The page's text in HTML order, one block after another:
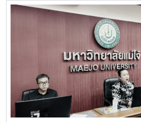
ทิศทางการดำเนินงานของ ปอมท. และแ
ประเด็นสำคัญด้านการอุดมศึกษา การป
ความก้าวหน้าการเตรียมจัดประชุมวิชาก
การจัดทำวารสารวิชาการ ปอมท.
สมาคม ปอมท. ตลอดจนโครงการเสวน
อาจารย์ดีเด่นแห่งชาติ เพื่อส่งเสริมการแ
การพัฒนาวิชาชีพอาจารย์ในระดับประเ
ได้พิจารณาความก้าวหน้าการคัดเลือกอ
ประจำปี พ.ศ. 2569 พร้อมกำหนดแนวท
งานในรอบสัมภาษณ์ รวมถึงพิจารณาแน